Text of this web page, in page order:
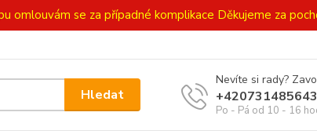
omlouvám se za případné komplikace Děkujeme za
Hledat
Nevíte si rady?
+420731485643
Po - Pá od 10 - 16